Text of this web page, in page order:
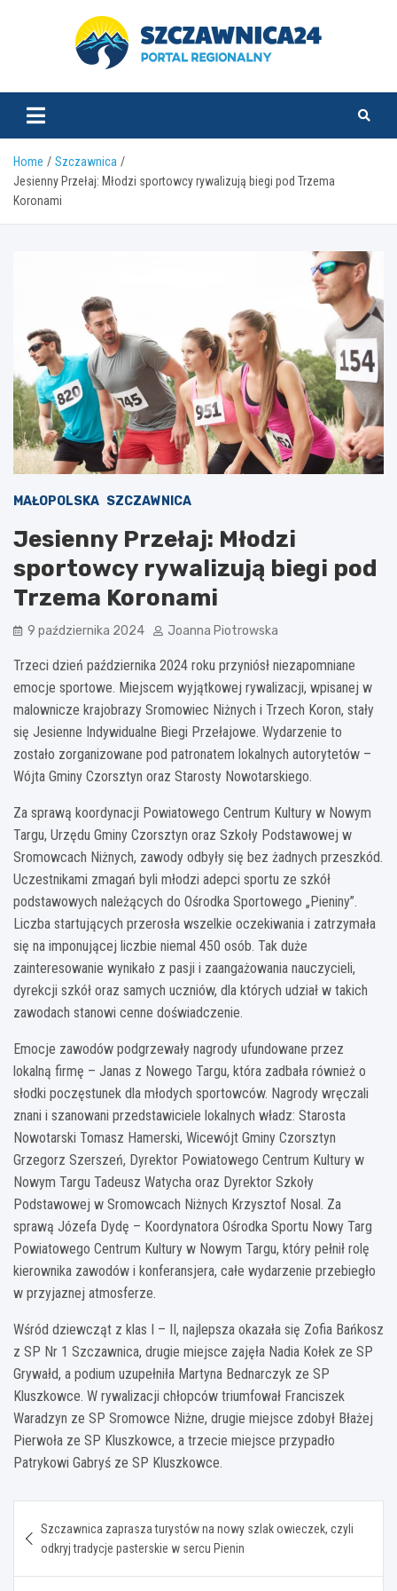
szczawnica24.pl
Home
Szczawnica
Jesienny Przełaj: Młodzi sportowcy rywalizują biegi pod Trzema
Koronami
MAŁOPOLSKA SZCZAWNICA
Jesienny Przełaj: Młodzi
sportowcy rywalizują biegi pod
Trzema Koronami
9 października 2024 Joanna Piotrowska
Trzeci dzień października 2024 roku przyniósł niezapomniane
emocje sportowe. Miejscem wyjątkowej rywalizacji, wpisanej w
malownicze krajobrazy Sromowiec Niżnych i Trzech Koron, stały
się Jesienne Indywidualne Biegi Przełajowe. Wydarzenie to
zostało zorganizowane pod patronatem lokalnych autorytetów –
Wójta Gminy Czorsztyn oraz Starosty Nowotarskiego.
Za sprawą koordynacji Powiatowego Centrum Kultury w Nowym
Targu, Urzędu Gminy Czorsztyn oraz Szkoły Podstawowej w
Sromowcach Niżnych, zawody odbyły się bez żadnych przeszkód.
Uczestnikami zmagań byli młodzi adepci sportu ze szkół
podstawowych należących do Ośrodka Sportowego „Pieniny”.
Liczba startujących przerosła wszelkie oczekiwania i zatrzymała
się na imponującej liczbie niemal 450 osób. Tak duże
zainteresowanie wynikało z pasji i zaangażowania nauczycieli,
dyrekcji szkół oraz samych uczniów, dla których udział w takich
zawodach stanowi cenne doświadczenie.
Emocje zawodów podgrzewały nagrody ufundowane przez
lokalną firmę – Janas z Nowego Targu, która zadbała również o
słodki poczęstunek dla młodych sportowców. Nagrody wręczali
znani i szanowani przedstawiciele lokalnych władz: Starosta
Nowotarski Tomasz Hamerski, Wicewójt Gminy Czorsztyn
Grzegorz Szerszeń, Dyrektor Powiatowego Centrum Kultury w
Nowym Targu Tadeusz Watycha oraz Dyrektor Szkoły
Podstawowej w Sromowcach Niżnych Krzysztof Nosal. Za
sprawą Józefa Dydę – Koordynatora Ośrodka Sportu Nowy Targ
Powiatowego Centrum Kultury w Nowym Targu, który pełnił rolę
kierownika zawodów i konferansjera, całe wydarzenie przebiegło
w przyjaznej atmosferze.
Wśród dziewcząt z klas I – II, najlepsza okazała się Zofia Bańkosz
z SP Nr 1 Szczawnica, drugie miejsce zajęła Nadia Kołek ze SP
Grywałd, a podium uzupełniła Martyna Bednarczyk ze SP
Kluszkowce. W rywalizacji chłopców triumfował Franciszek
Waradzyn ze SP Sromowce Niżne, drugie miejsce zdobył Błażej
Pierwoła ze SP Kluszkowce, a trzecie miejsce przypadło
Patrykowi Gabryś ze SP Kluszkowce.
wpisu
Szczawnica zaprasza turystów na nowy szlak owieczek, czyli
odkryj tradycje pasterskie w sercu Pienin